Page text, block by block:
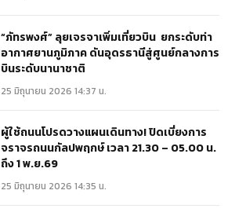
“ภัทรพงศ์” ลุยเจรจาเพิ่มเที่ยวบิน ยกระดับท่า
อากาศยานภูมิภาค ดันอุดรธานีสู่ศูนย์กลางการ
บินระดับนานาชาติ
25 มิถุนายน 2026 14:37 น.
ผู้ใช้ถนนโปรดวางแผนเดินทาง! ปิดเบี่ยงการ
จราจรถนนกัลปพฤกษ์ เวลา 21.30 – 05.00 น.
ถึง 1 พ.ย.69
25 มิถุนายน 2026 14:35 น.